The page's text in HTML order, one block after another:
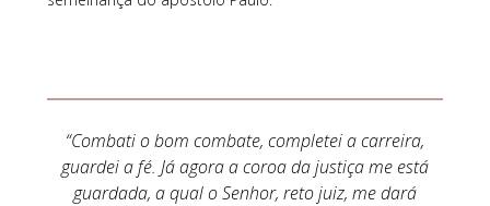
“Combati o bom combate, completei a carreira,
guardei a fé. Já agora a coroa da justiça me está
guardada, a qual o Senhor, reto juiz, me dará